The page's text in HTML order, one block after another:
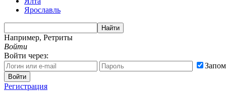
Ярославль
Найти
Например, Ретриты
Войти
Войти через:
Войти
Регистрация